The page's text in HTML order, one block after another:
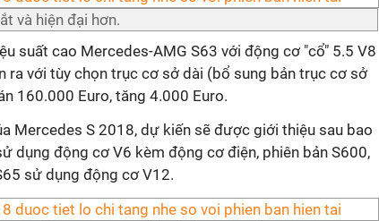
và hiện đại hơn.
suất cao Mercedes-AMG S63 với động cơ "cổ" 5.5 V8
ra với tùy chọn trục cơ sở dài (bổ sung bản trục cơ sở
160.000 Euro, tăng 4.000 Euro.
Mercedes S 2018, dự kiến sẽ được giới thiệu sau bao
dụng động cơ V6 kèm động cơ điện, phiên bản S600,
sử dụng động cơ V12.